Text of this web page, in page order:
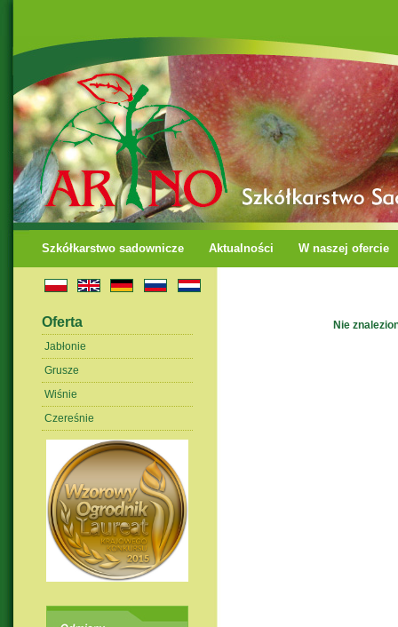
Szkółkarstwo sadownicze Aktualności W naszej ofercie
Oferta
Jabłonie
Grusze
Wiśnie
Czereśnie
Nie